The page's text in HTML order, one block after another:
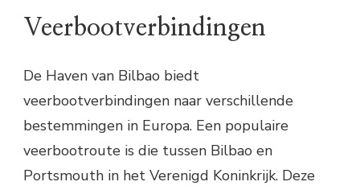
Veerbootverbindingen
De Haven van Bilbao biedt
veerbootverbindingen naar verschillende
bestemmingen in Europa. Een populaire
veerbootroute is die tussen Bilbao en
Portsmouth in het Verenigd Koninkrijk. Deze